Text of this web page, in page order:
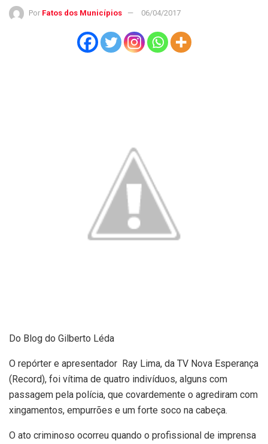
Por Fatos dos Municípios 06/04/2017
Do Blog do Gilberto Léda
O repórter e apresentador Ray Lima, da TV Nova Esperança
(Record), foi vítima de quatro indivíduos, alguns com
passagem pela polícia, que covardemente o agrediram com
xingamentos, empurrões e um forte soco na cabeça.
O ato criminoso ocorreu quando o profissional de imprensa